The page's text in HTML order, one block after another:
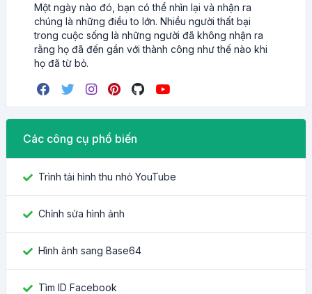
Một ngày nào đó, bạn có thể nhìn lại và nhận ra
chúng là những điều to lớn. Nhiều người thất bại
trong cuộc sống là những người đã không nhận ra
rằng họ đã đến gần với thành công như thế nào khi
họ đã từ bỏ.
Các công cụ phổ biến
Trình tải hình thu nhỏ YouTube
Chỉnh sửa hình ảnh
Hình ảnh sang Base64
Tìm ID Facebook